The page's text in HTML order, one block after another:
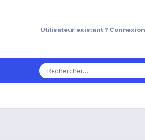
Utilisateur existant ? Connexion